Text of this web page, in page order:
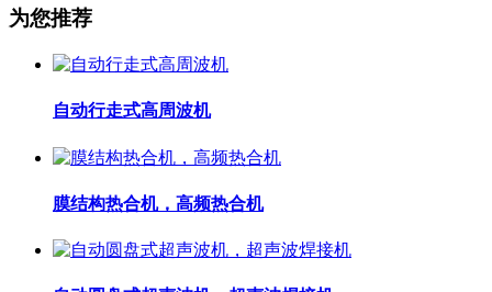
为您推荐
自动行走式高周波机
膜结构热合机，高频热合机